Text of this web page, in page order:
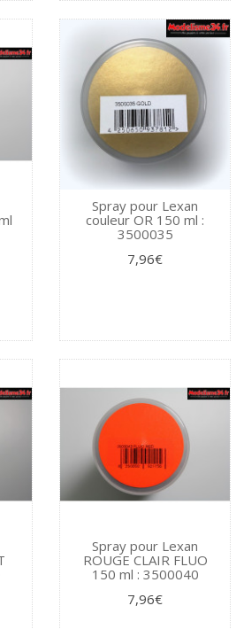
Spray pour Lexan
couleur OR 150 ml :
3500035
7,96€
Spray pour Lexan
ROUGE CLAIR FLUO
150 ml : 3500040
7,96€